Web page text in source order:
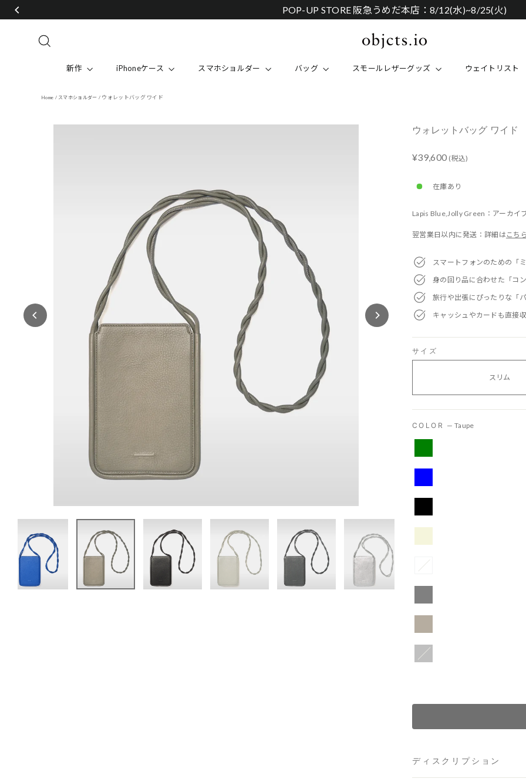
content
POP-UP STORE 阪急うめだ本店：8/12(水)~8/25(火)
新作 iPhoneケース スマホショルダー バッグ スモールレザーグッズ ウェイトリスト
Home / スマホショルダー / ウォレットバッグ ワイド
ウォレットバッグ ワイド
Regular
Sale
¥39,600 (税込)
在庫あり
Lapis Blue,Jolly Green：アーカイ
翌営業日以内に発送：詳細は こちら
スマートフォンのための「
身の回り品に合わせた「コ
旅行や出張にぴったりな「
キャッシュやカードも直接
サイズ
スリム
COLOR —Taupe
ディスクリプション